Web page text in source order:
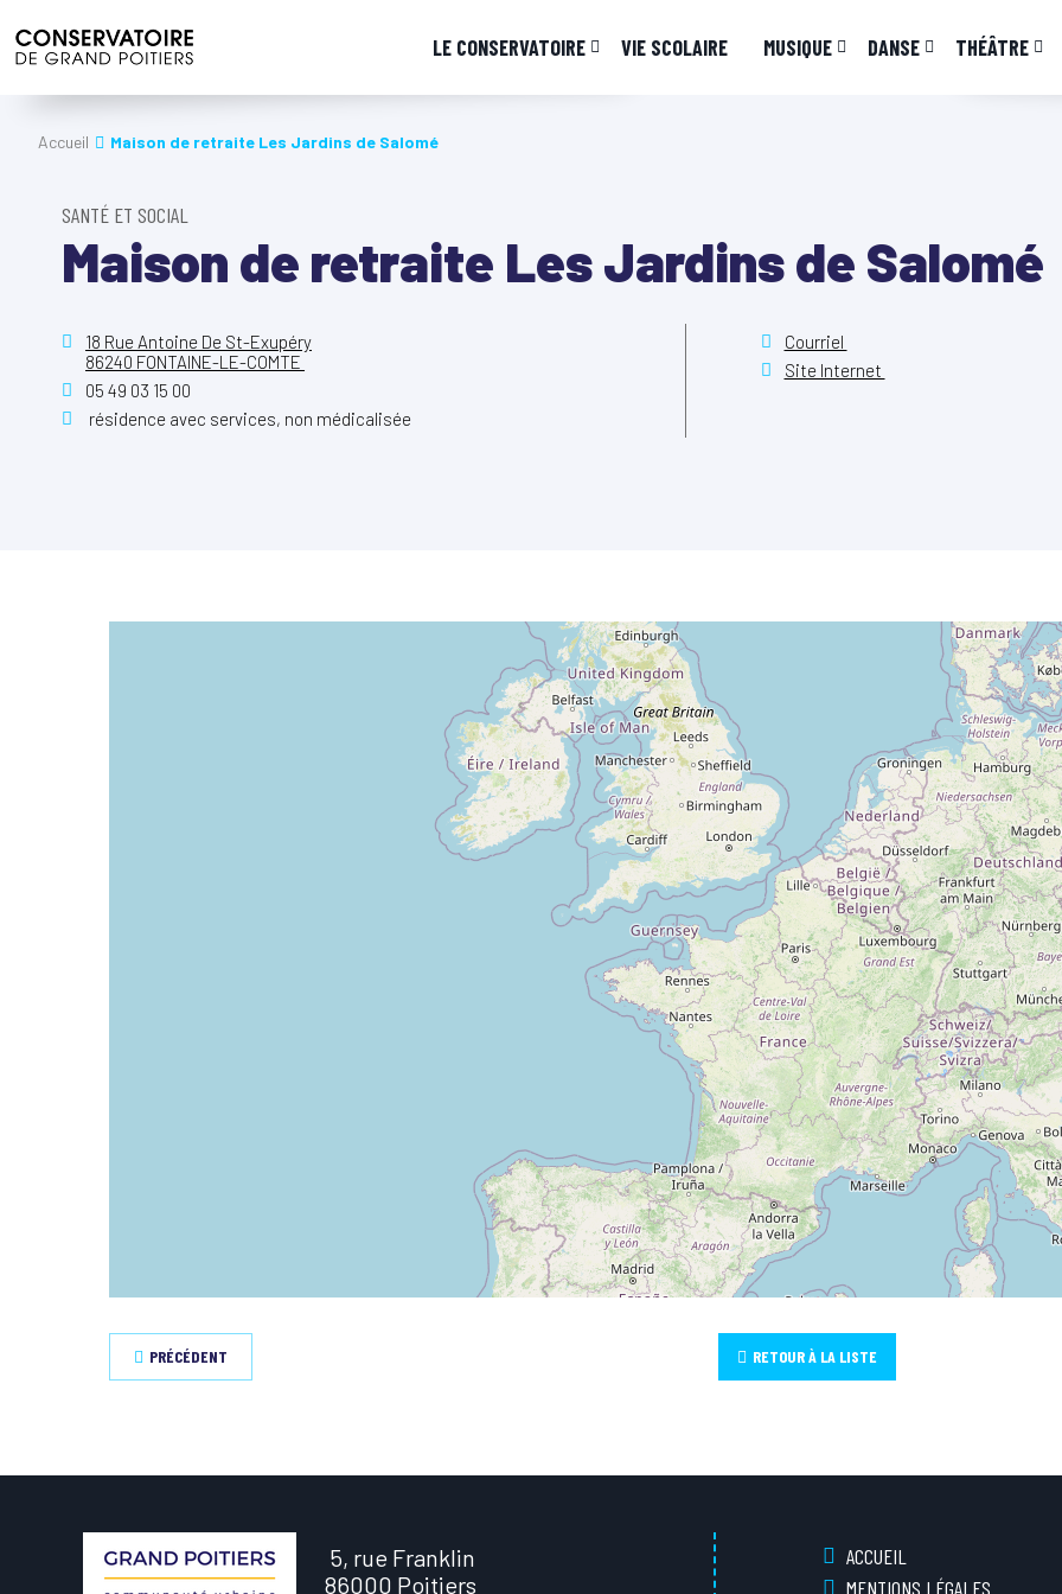
LE CONSERVATOIRE VIE SCOLAIRE MUSIQUE DANSE THÉÂTRE
Accueil Maison de retraite Les Jardins de Salomé
SANTÉ ET SOCIAL
Maison de retraite Les Jardins de Salomé
18 Rue Antoine De St-Exupéry
86240 FONTAINE-LE-COMTE
05 49 03 15 00
résidence avec services, non médicalisée
Courriel
Site Internet
PRÉCÉDENT RETOUR À LA LISTE
5, rue Franklin
86000 Poitiers
ACCUEIL
MENTIONS LÉGALES